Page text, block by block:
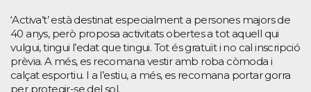
‘Activa’t’ està destinat especialment a persones majors de
40 anys, però proposa activitats obertes a tot aquell qui
vulgui, tingui l’edat que tingui. Tot és gratuït i no cal inscripció
prèvia. A més, es recomana vestir amb roba còmoda i
calçat esportiu. I a l’estiu, a més, es recomana portar gorra
per protegir-se del sol.